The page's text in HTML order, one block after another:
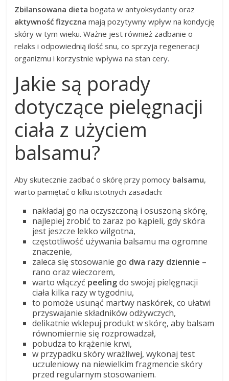
Zbilansowana dieta bogata w antyoksydanty oraz
aktywność fizyczna mają pozytywny wpływ na kondycję
skóry w tym wieku. Ważne jest również zadbanie o
relaks i odpowiednią ilość snu, co sprzyja regeneracji
organizmu i korzystnie wpływa na stan cery.
Jakie są porady
dotyczące pielęgnacji
ciała z użyciem
balsamu?
Aby skutecznie zadbać o skórę przy pomocy balsamu,
warto pamiętać o kilku istotnych zasadach:
nakładaj go na oczyszczoną i osuszoną skórę,
najlepiej zrobić to zaraz po kąpieli, gdy skóra
jest jeszcze lekko wilgotna,
częstotliwość używania balsamu ma ogromne
znaczenie,
zaleca się stosowanie go dwa razy dziennie –
rano oraz wieczorem,
warto włączyć peelingdo swojej pielęgnacji
ciała kilka razy w tygodniu,
to pomoże usunąć martwy naskórek, co ułatwi
przyswajanie składników odżywczych,
delikatnie wklepuj produkt w skórę, aby balsam
równomiernie się rozprowadzał,
pobudza to krążenie krwi,
w przypadku skóry wrażliwej, wykonaj test
uczuleniowy na niewielkim fragmencie skóry
przed regularnym stosowaniem.